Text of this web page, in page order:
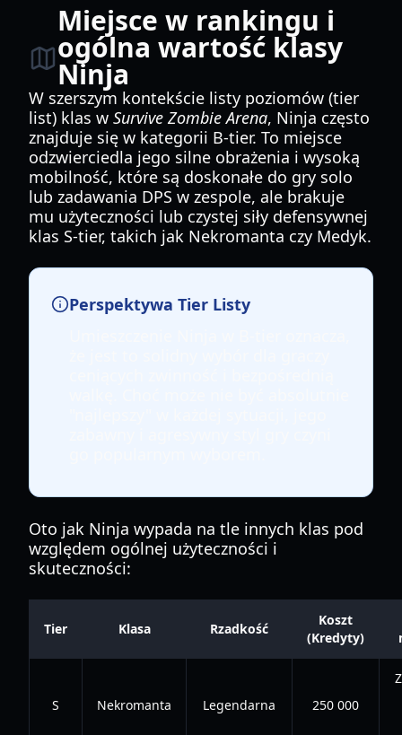
Miejsce w rankingu i
ogólna wartość klasy
Ninja
W szerszym kontekście listy poziomów (tier
list) klas w Survive Zombie Arena, Ninja często
znajduje się w kategorii B-tier. To miejsce
odzwierciedla jego silne obrażenia i wysoką
mobilność, które są doskonałe do gry solo
lub zadawania DPS w zespole, ale brakuje
mu użyteczności lub czystej siły defensywnej
klas S-tier, takich jak Nekromanta czy Medyk.
Perspektywa Tier Listy
Oto jak Ninja wypada na tle innych klas pod
względem ogólnej użyteczności i
skuteczności:
Tier Klasa Rzadkość
Koszt
(Kredyty)
S Nekromanta Legendarna 250 000